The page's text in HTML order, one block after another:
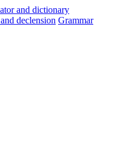
and declension Grammar